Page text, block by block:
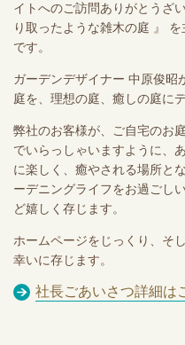
イトへのご訪問ありがとうざい
り取ったような雑木の庭 』
です。
ガーデンデザイナー 中原俊昭
庭を、理想の庭、癒しの庭に
弊社のお客様が、ご自宅のお
でいらっしゃいますように、
に楽しく、癒やされる場所と
ーデニングライフをお過ごし
ど嬉しく存じます。
ホームページをじっくり、そ
幸いに存じます。
社長ごあいさつ詳細は